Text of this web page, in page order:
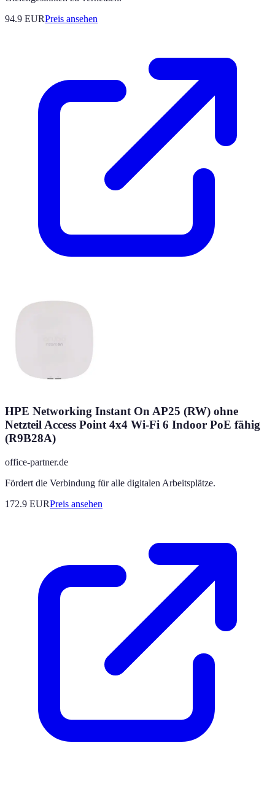
94.9 EURPreis ansehen
HPE Networking Instant On AP25 (RW) ohne
Netzteil Access Point 4x4 Wi-Fi 6 Indoor PoE fähig
(R9B28A)
office-partner.de
Fördert die Verbindung für alle digitalen Arbeitsplätze.
172.9 EURPreis ansehen